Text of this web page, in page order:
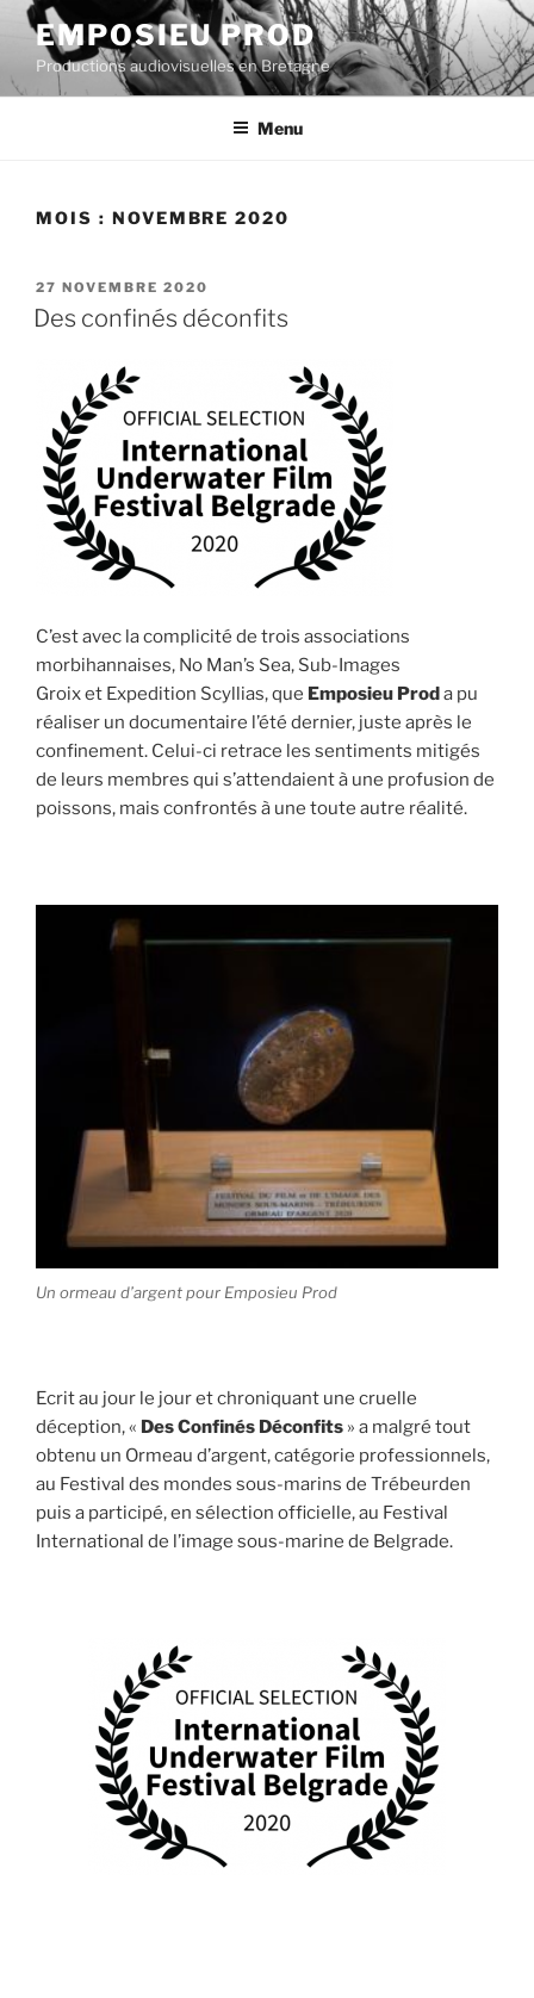
Aller
contenu
principal
EMPOSIEU PROD
Productions audiovisuelles en Bretagne
Menu
MOIS : NOVEMBRE 2020
PUBLIÉ
LE
27 NOVEMBRE 2020
Des confinés déconfits
C’est avec la complicité de trois associations
morbihannaises, No Man’s Sea, Sub-Images
Groix et Expedition Scyllias, que Emposieu Proda pu
réaliser un documentaire l’été dernier, juste après le
confinement. Celui-ci retrace les sentiments mitigés
de leurs membres qui s’attendaient à une profusion de
poissons, mais confrontés à une toute autre réalité.
Un ormeau d’argent pour Emposieu Prod
Ecrit au jour le jour et chroniquant une cruelle
déception, « Des Confinés Déconfits » a malgré tout
obtenu un Ormeau d’argent, catégorie professionnels,
au Festival des mondes sous-marins de Trébeurden
puis a participé, en sélection officielle, au Festival
International de l’image sous-marine de Belgrade.